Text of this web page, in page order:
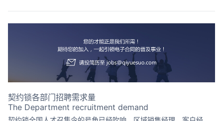
数字存档
案例
全国
契约锁各部门招聘需求量
The Department recruitment demand